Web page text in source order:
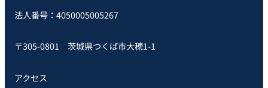
法人番号：4050005005267
〒305-0801 茨城県つくば市大穂1-1
アクセス